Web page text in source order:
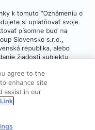
k tomuto “Oznámeniu o
si uplatňovať svoje
písomne buď na
Slovensko s.r.o.,
republika, alebo
žiadosti subjektu
agree to the
enhance site
assist in our